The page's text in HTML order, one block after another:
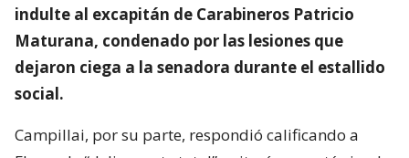
indulte al excapitán de Carabineros Patricio
Maturana, condenado por las lesiones que
dejaron ciega a la senadora durante el estallido
social.
Campillai, por su parte, respondió calificando a